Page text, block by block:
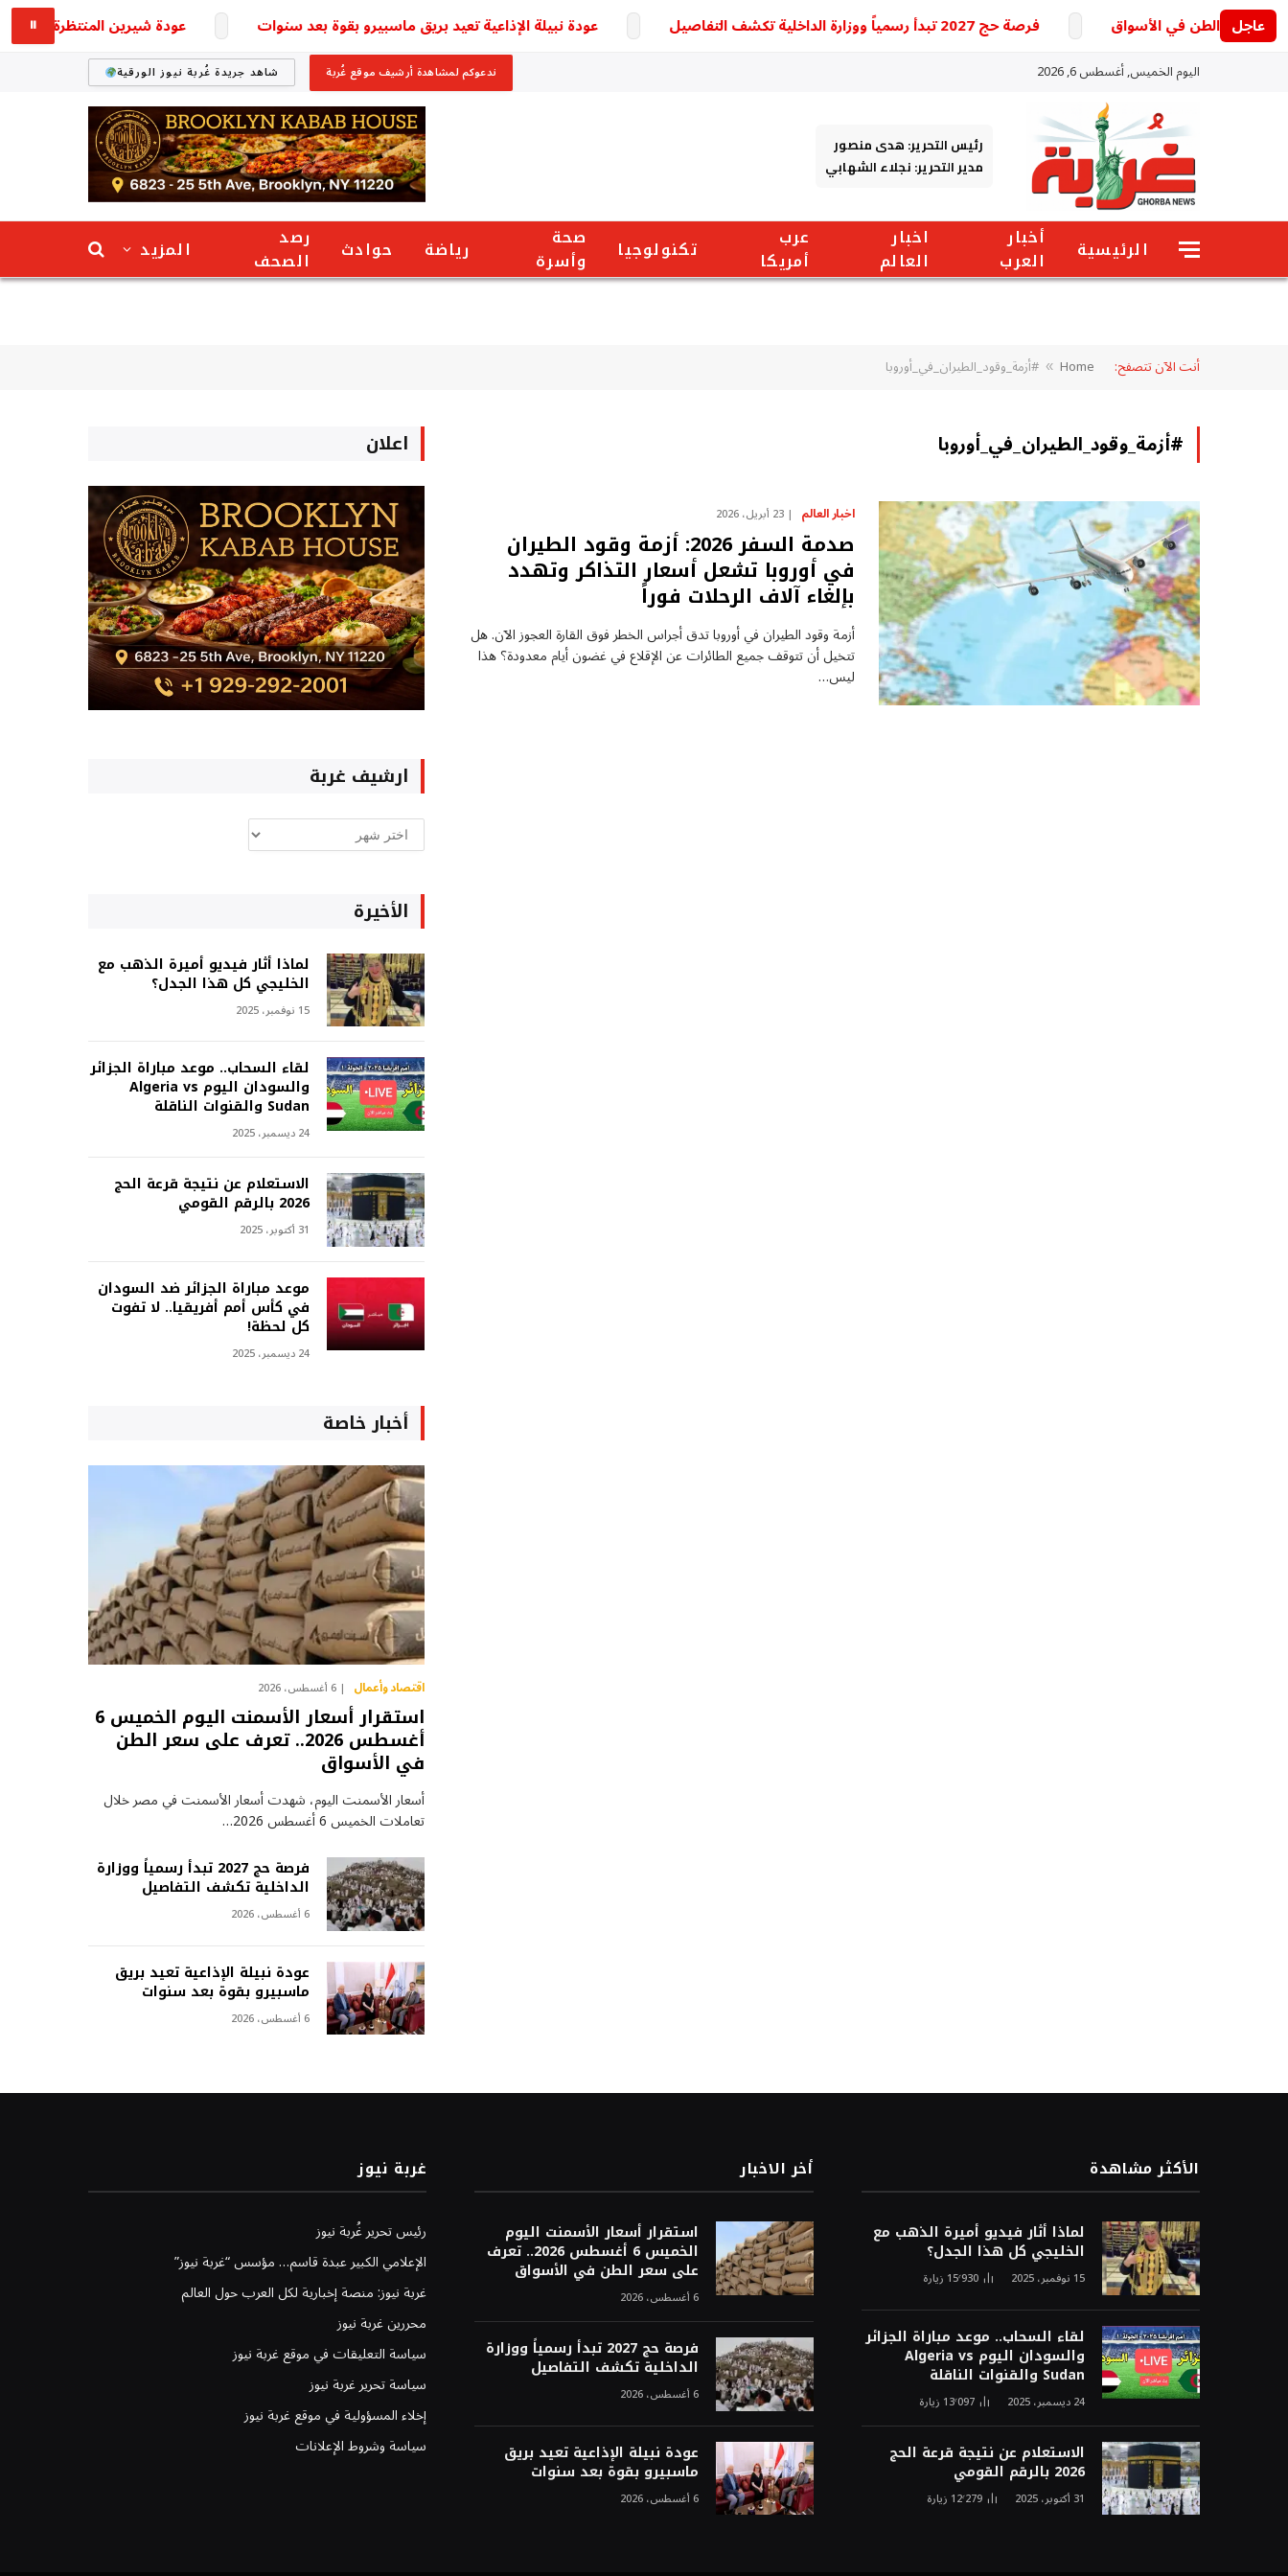
عاجل فرصة حج 2027 تبدأ رسمياً ووزارة الداخلية تكشف التفاصيل عودة نبيلة الإذاعية تعيد بريق ماسبيرو بقوة بعد سنوات عودة شيرين المنتظرة تخطف ⏸
اليوم الخميس, أغسطس 6, 2026 ندعوكم لمشاهدة أرشيف موقع غُربة شاهد جريدة غُربة نيوز الورقية
رئيس التحرير: هدى منصور
مدير التحرير: نجلاء الشهابي
الرئيسية
أخبار
العرب
اخبار
العالم
عرب
أمريكا
تكنولوجيا
صحة
وأسرة
رياضة حوادث
رصد
الصحف
المزيد
أنت الآن تتصفح: Home
» #أزمة_وقود_الطيران_في_أوروبا
#أزمة_وقود_الطيران_في_أوروبا
اخبار العالم 23 أبريل، 2026
صدمة السفر 2026: أزمة وقود الطيران
في أوروبا تشعل أسعار التذاكر وتهدد
بإلغاء آلاف الرحلات فوراً
أزمة وقود الطيران في أوروبا تدق أجراس الخطر فوق القارة العجوز الآن. هل
تتخيل أن تتوقف جميع الطائرات عن الإقلاع في غضون أيام معدودة؟ هذا
ليس…
اعلان
ارشيف غربة
ارشيف
غربة
الأخيرة
لماذا أثار فيديو أميرة الذهب مع
الخليجي كل هذا الجدل؟
15 نوفمبر، 2025
لقاء السحاب.. موعد مباراة الجزائر
والسودان اليوم Algeria vs
Sudan والقنوات الناقلة
24 ديسمبر، 2025
الاستعلام عن نتيجة قرعة الحج
2026 بالرقم القومي
31 أكتوبر، 2025
موعد مباراة الجزائر ضد السودان
في كأس أمم أفريقيا.. لا تفوت
كل لحظة!
24 ديسمبر، 2025
أخبار خاصة
اقتصاد وأعمال 6 أغسطس، 2026
استقرار أسعار الأسمنت اليوم الخميس 6
أغسطس 2026.. تعرف على سعر الطن
في الأسواق
أسعار الأسمنت اليوم، شهدت أسعار الأسمنت في مصر خلال
تعاملات الخميس 6 أغسطس 2026…
فرصة حج 2027 تبدأ رسمياً ووزارة
الداخلية تكشف التفاصيل
6 أغسطس، 2026
عودة نبيلة الإذاعية تعيد بريق
ماسبيرو بقوة بعد سنوات
6 أغسطس، 2026
الأكثر مشاهدة
لماذا أثار فيديو أميرة الذهب مع
الخليجي كل هذا الجدل؟
15 نوفمبر، 2025 15٬930 زيارة
لقاء السحاب.. موعد مباراة الجزائر
والسودان اليوم Algeria vs
Sudan والقنوات الناقلة
24 ديسمبر، 2025 13٬097 زيارة
الاستعلام عن نتيجة قرعة الحج
2026 بالرقم القومي
31 أكتوبر، 2025 12٬279 زيارة
أخر الاخبار
استقرار أسعار الأسمنت اليوم
الخميس 6 أغسطس 2026.. تعرف
على سعر الطن في الأسواق
6 أغسطس، 2026
فرصة حج 2027 تبدأ رسمياً ووزارة
الداخلية تكشف التفاصيل
6 أغسطس، 2026
عودة نبيلة الإذاعية تعيد بريق
ماسبيرو بقوة بعد سنوات
6 أغسطس، 2026
غربة نيوز
رئيس تحرير غُربة نيوز
الإعلامي الكبير عبدة قاسم… مؤسس “غربة نيوز”
غربة نيوز: منصة إخبارية لكل العرب حول العالم
محررين غربة نيوز
سياسة التعليقات في موقع غربة نيوز
سياسة تحرير غربة نيوز
إخلاء المسؤولية في موقع غربة نيوز
سياسة وشروط الإعلانات